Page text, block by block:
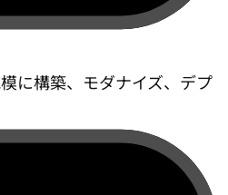
に構築、モダナイズ、デプ